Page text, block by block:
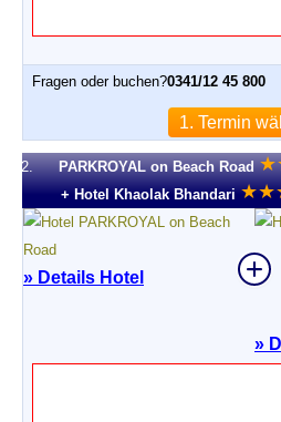
Fragen oder buchen?0341/12 45 800
1. Termin
2. PARKROYAL on Beach Road ★
+ Hotel Khaolak Bhandari ★★
» Details Hotel
»